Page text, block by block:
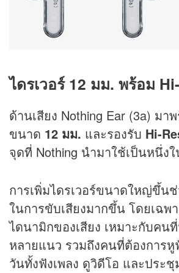
ไดรเวอร์ 12 มม. พร้อม
ด้านเสียง Nothing Ear (3a) มา
ขนาด 12 มม. และรองรับ Hi-
จุดที่ Nothing นำมาใช้เป็นหนึ่ง
การเพิ่มไดรเวอร์ขนาดใหญ่ขึ้น
ในการขับเสียงมากขึ้น โดยเฉพ
ไดนามิกของเสียง เหมาะกับคน
หลายแนว รวมถึงคนที่ต้องการหู
วันทั้งฟังเพลง ดูวิดีโอ และประ